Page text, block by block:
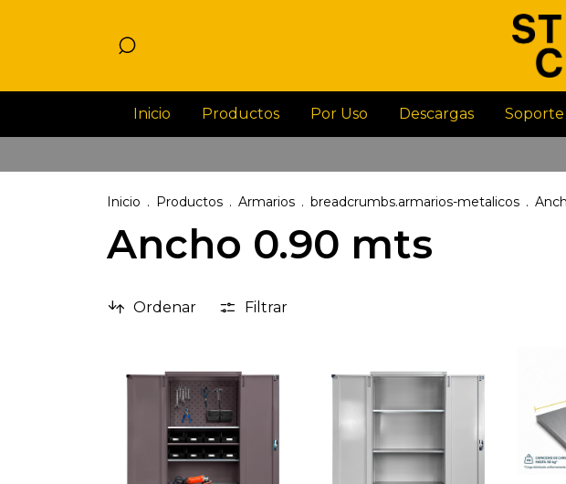
Inicio Productos Por Uso Descargas Soporte
Inicio . Productos . Armarios . breadcrumbs.armarios-metalicos .
Ancho 0.90 mts
Ordenar Filtrar